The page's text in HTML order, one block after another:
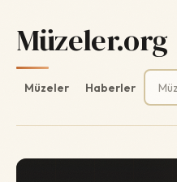
Müzeler.org
Müzeler Haberler
Arama: